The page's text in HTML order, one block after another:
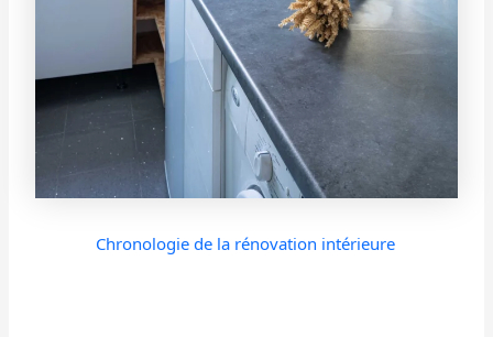
Chronologie de la rénovation intérieure